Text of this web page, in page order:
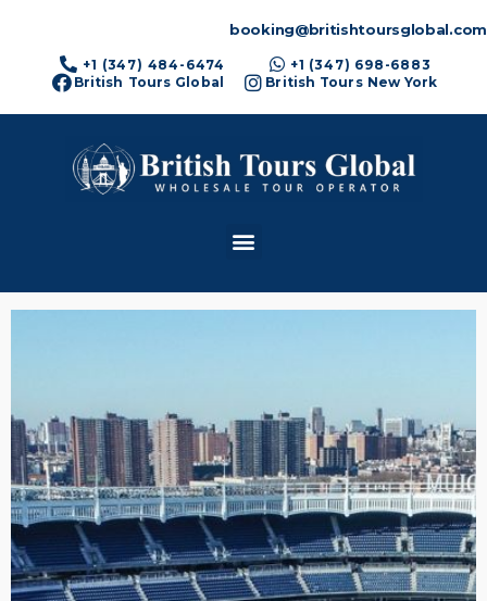
booking@britishtoursglobal.com
+1 (347) 484-6474
+1 (347) 698-6883
British Tours Global
British Tours New York